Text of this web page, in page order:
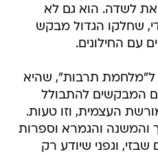
את לשדה. הוא גם לא
שחלקו הגדול מבקש
עם החילונים.
ל"מלחמת תרבות", שהיא
המבקשים להתבולל
העצמית, וזו טעות.
והמשנה והגמרא וספרות
שבזי, וגפני שיודע רק